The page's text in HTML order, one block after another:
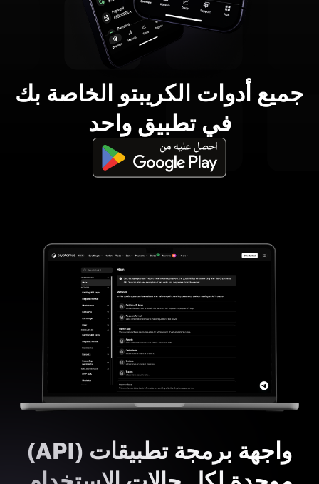
جميع أدوات الكريبتو الخاصة بك
في تطبيق واحد
واجهة برمجة تطبيقات (API)